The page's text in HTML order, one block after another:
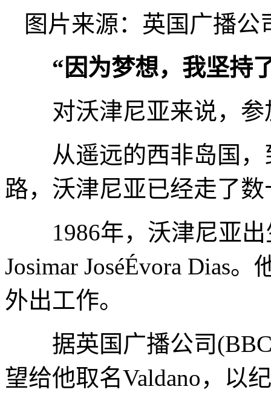
图片来源：英国广播公
“因为梦想，我坚持
对沃津尼亚来说，参
从遥远的西非岛国，
路，沃津尼亚已经走了
1986年，沃津尼亚出
Josimar JoséÉvora Dias
外出工作。
据英国广播公司
望给他取名Valdano，以